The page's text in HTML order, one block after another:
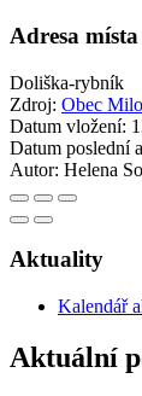
Adresa
Doliška-rybník
Zdroj: Obec
Datum vložení:
Datum poslední
Autor: Helena
Aktuality
Kalendář
Aktuální